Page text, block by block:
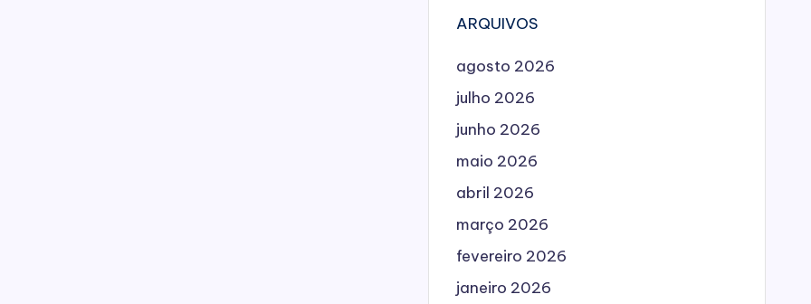
ARQUIVOS
agosto 2026
julho 2026
junho 2026
maio 2026
abril 2026
março 2026
fevereiro 2026
janeiro 2026